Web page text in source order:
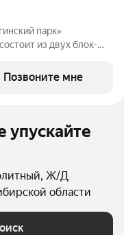
парк»
из двух блок-
Фасад дома
Позвоните мне
упускайте
Ж/Д
области